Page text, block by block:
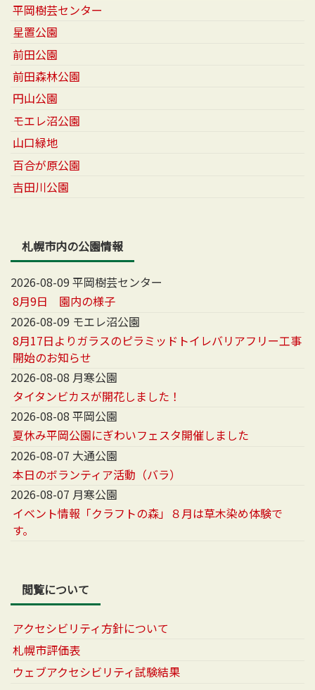
平岡樹芸センター
星置公園
前田公園
前田森林公園
円山公園
モエレ沼公園
山口緑地
百合が原公園
吉田川公園
札幌市内の公園情報
2026-08-09 平岡樹芸センター
8月9日 園内の様子
2026-08-09 モエレ沼公園
8月17日よりガラスのピラミッドトイレバリアフリー工事
開始のお知らせ
2026-08-08 月寒公園
タイタンビカスが開花しました！
2026-08-08 平岡公園
夏休み平岡公園にぎわいフェスタ開催しました
2026-08-07 大通公園
本日のボランティア活動（バラ）
2026-08-07 月寒公園
イベント情報「クラフトの森」８月は草木染め体験で
す。
閲覧について
アクセシビリティ方針について
札幌市評価表
ウェブアクセシビリティ試験結果